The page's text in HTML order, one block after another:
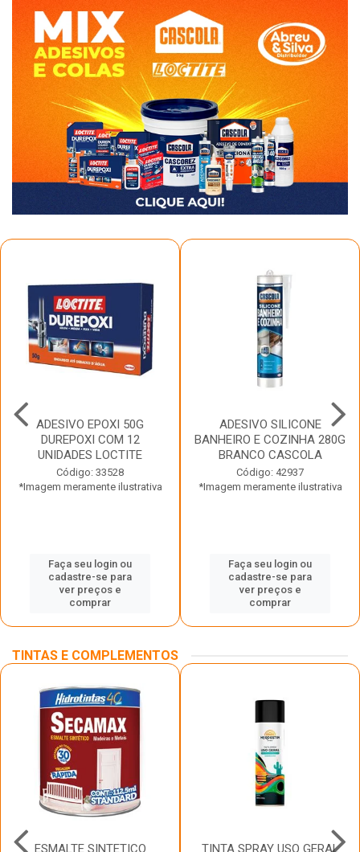
ADESIVO EPOXI 50G
DUREPOXI COM 12
UNIDADES LOCTITE
Código: 33528
*Imagem meramente ilustrativa
Faça seu login ou
cadastre-se para
ver preços e
comprar
ADESIVO SILICONE
BANHEIRO E COZINHA 280G
BRANCO CASCOLA
Código: 42937
*Imagem meramente ilustrativa
Faça seu login ou
cadastre-se para
ver preços e
comprar
TINTAS E COMPLEMENTOS
ESMALTE SINTETICO TINTA SPRAY USO GERAL